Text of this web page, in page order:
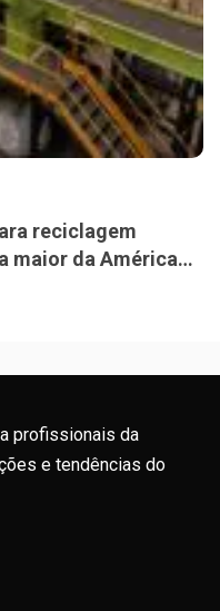
reciclagem
maior da América
profissionais da
e tendências do